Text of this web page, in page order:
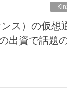
ス）の仮想
出資で話題